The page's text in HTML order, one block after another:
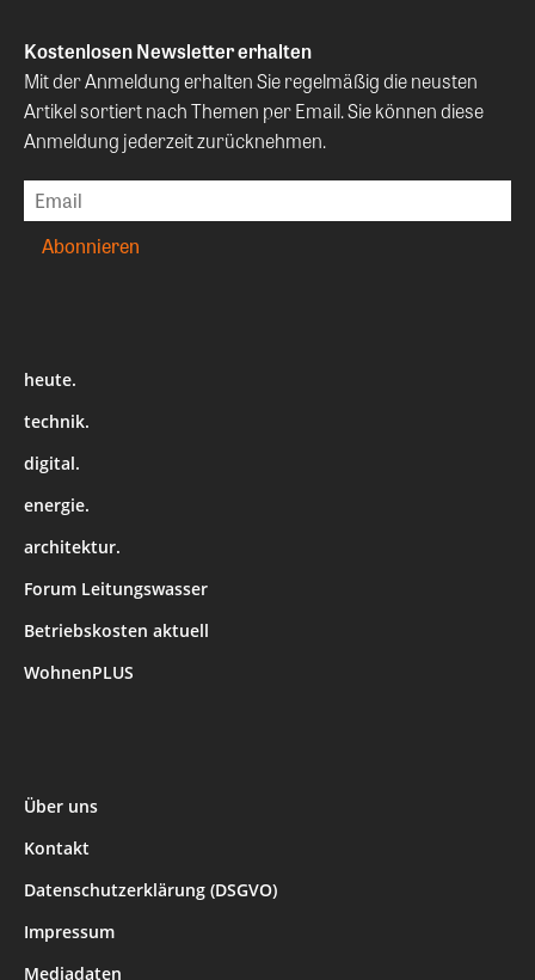
Kostenlosen Newsletter erhalten
Mit der Anmeldung erhalten Sie regelmäßig die neusten
Artikel sortiert nach Themen per Email. Sie können diese
Anmeldung jederzeit zurücknehmen.
heute.
technik.
digital.
energie.
architektur.
Forum Leitungswasser
Betriebskosten aktuell
WohnenPLUS
Über uns
Kontakt
Datenschutzerklärung (DSGVO)
Impressum
Mediadaten